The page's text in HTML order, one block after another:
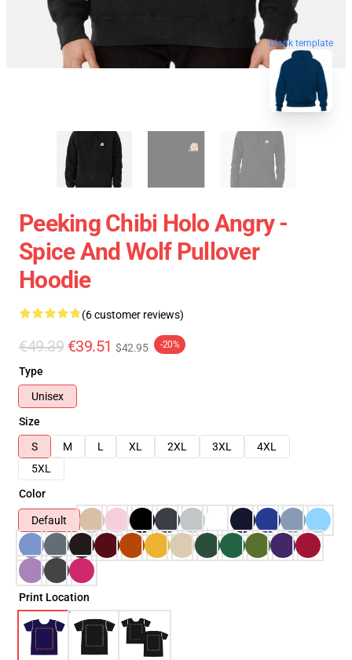
blank template
Peeking Chibi Holo Angry -
Spice And Wolf Pullover
Hoodie
(6 customer reviews)
€49.39 €39.51 $42.95 -20%
Type
Unisex
Size
S
M L XL 2XL 3XL
4XL
5XL
Color
Default
Print Location